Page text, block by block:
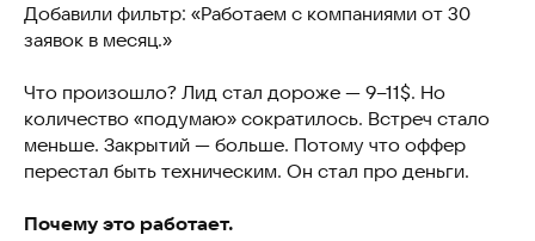
Добавили фильтр: «Работаем с компаниями от 30
заявок в месяц.»
Что произошло? Лид стал дороже — 9–11$. Но
количество «подумаю» сократилось. Встреч стало
меньше. Закрытий — больше. Потому что оффер
перестал быть техническим. Он стал про деньги.
Почему это работает.